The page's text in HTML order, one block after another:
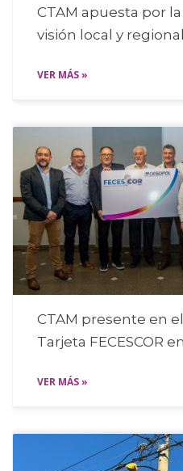
CTAM apuesta por
visión local y regional
VER MÁS »
CTAM presente en
Tarjeta FECESCOR
VER MÁS »